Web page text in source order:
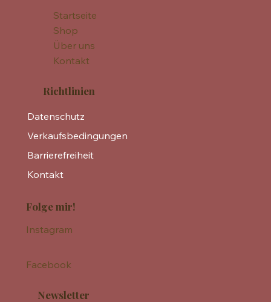
Startseite
Shop
Über uns
Kontakt
Richtlinien
Datenschutz
Verkaufsbedingungen
Barrierefreiheit
Kontakt
Folge mir!
Instagram
Facebook
Newsletter